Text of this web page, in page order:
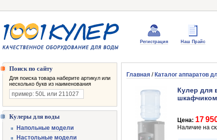
Регистрация Наш Прайс
Главная / Каталог аппаратов
Кулер для
Цена: 17
Наличие на
Поиск по сайту
Для поиска товара наберите артикул или
несколько букв из наименования
Кулеры для воды
Напольные модели
Настольные модели